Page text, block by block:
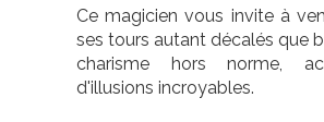
Ce magicien vous invite à
ses tours autant décalés que
charisme hors norme,
d'illusions incroyables.